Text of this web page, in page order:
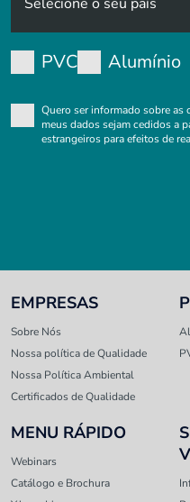
PVC Alumínio
Quero ser informado sobre as
meus dados sejam cedidos a
estrangeiros para efeitos de
EMPRESAS
Sobre Nós
Nossa política de Qualidade
Nossa Política Ambiental
Certificados de Qualidade
MENU RÁPIDO
Webinars
Catálogo e Brochura